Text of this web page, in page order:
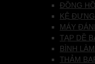
ĐỒNG
KỆ
MÁY
TẠP DỀ
BÌNH
THẢM